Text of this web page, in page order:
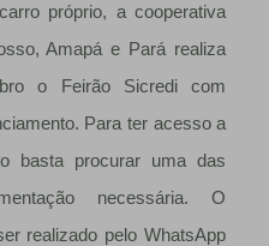
próprio, a cooperativa
Amapá e Pará realiza
o Feirão Sicredi com
Para ter acesso a
basta procurar uma das
necessária. O
realizado pelo WhatsApp